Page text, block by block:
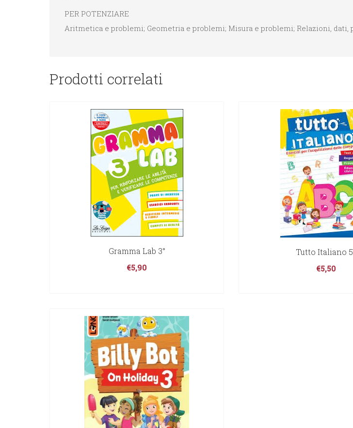
PER POTENZIARE
Aritmetica e problemi; Geometria e problemi; Misura e problemi; Relazioni,
Prodotti correlati
Gramma Lab 3°
€5,90
Tutto Italiano
€5,50